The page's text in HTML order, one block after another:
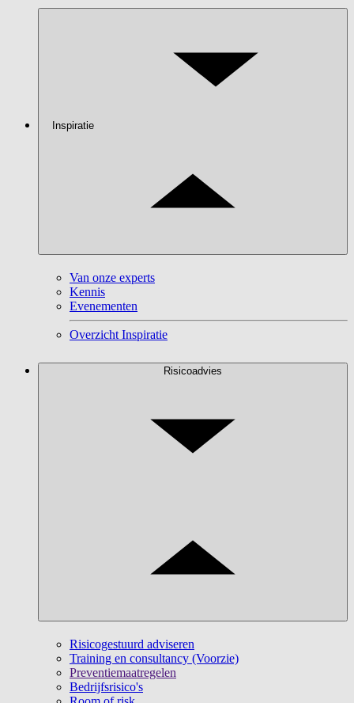
Inspiratie
Van onze experts
Kennis
Evenementen
Overzicht Inspiratie
Risicoadvies
Risicogestuurd adviseren
Training en consultancy (Voorzie)
Preventiemaatregelen
Bedrijfsrisico's